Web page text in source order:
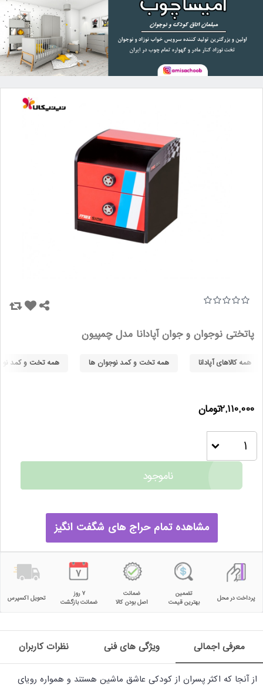
پاتختی نوجوان و جوان آپادانا مدل چمپیون
همه کالاهای آپادانا همه تخت و کمد نوجوان ها همه تخت و کمد
2,110,000تومان
ناموجود
مشاهده تمام حراج های شگفت انگیز
پرداخت در محل
تضمین
بهترین قیمت
ضمانت
اصل بودن کالا
۷ روز
ضمانت بازگشت
تحویل اکسپرس
معرفی اجمالی ویژگی های فنی نظرات کاربران
از آنجا که اکثر پسران از کودکی عاشق ماشین هستند و همواره رویای